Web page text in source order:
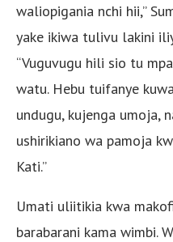
waliopigania nchi hii,”
yake ikiwa tulivu lakini
“Vuguvugu hili sio tu
watu. Hebu tuifanye
undugu, kujenga umoja,
ushirikiano wa pamoja
Kati.”
Umati uliitikia kwa
barabarani kama wimbi.